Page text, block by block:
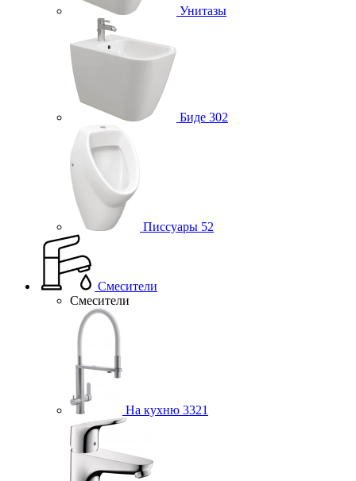
Унитазы
Биде 302
Писсуары 52
Смесители
Смесители
На кухню 3321